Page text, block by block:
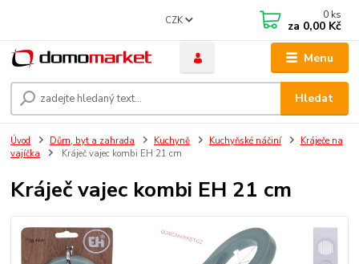
Menu
CZK
Hledat
0 ks
za 0,00 Kč
Úvod Dům, byt a zahrada Kuchyně Kuchyňské náčiní
Kráječe na
vajíčka
Kráječ vajec kombi EH 21 cm
Kráječ vajec kombi EH 21 cm